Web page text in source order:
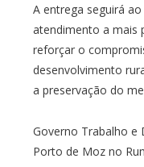
A entrega seguirá
atendimento a mais
reforçar o
desenvolvimento
a preservação do
Governo Trabalho e
Porto de Moz no